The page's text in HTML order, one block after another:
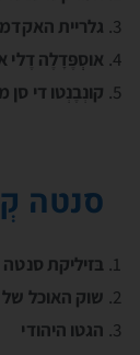
גלריית
אוסְְפֶּדָלֶה דֶלי
קונְבֶנְטו די סן
סנטה
בּזיליקת
שוק האוכל
הגטו היהודי